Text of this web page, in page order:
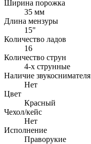
Ширина порожка
35 мм
Длина мензуры
15"
Количество ладов
16
Количество струн
4-х струнные
Наличие звукоснимателя
Нет
Цвет
Красный
Чехол/кейс
Нет
Исполнение
Праворукие